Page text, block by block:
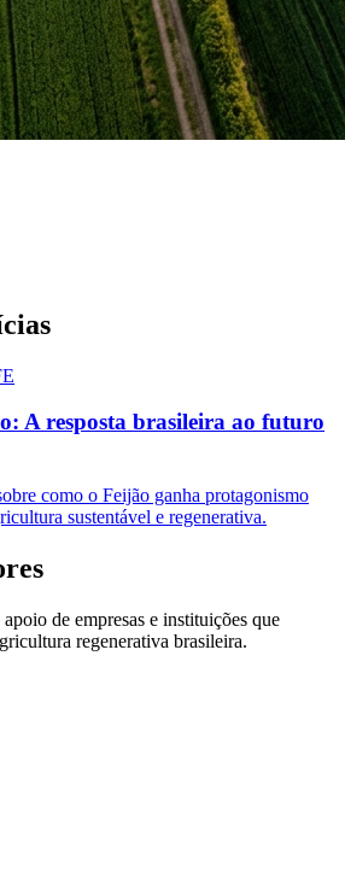
A resposta brasileira ao futuro
como o Feijão ganha protagonismo
sustentável e regenerativa.
de empresas e instituições que
regenerativa brasileira.